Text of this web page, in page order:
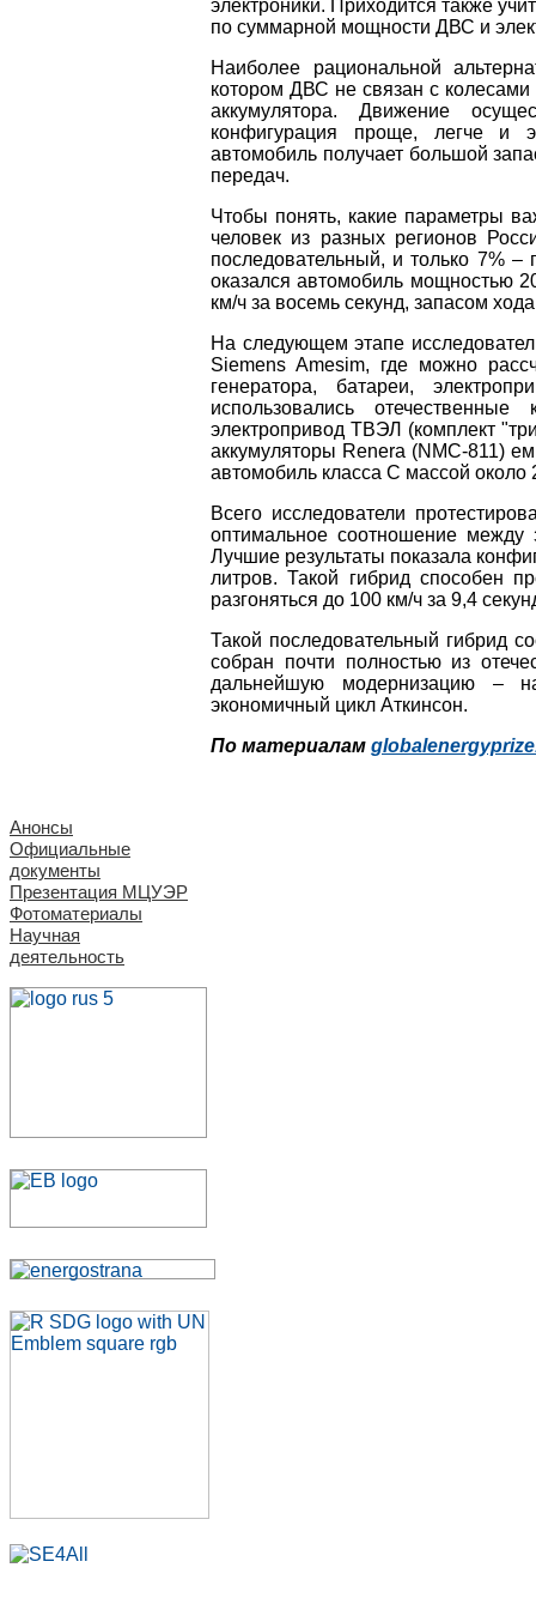
электроники. Приходится также
по суммарной мощности ДВС и
Наиболее рациональной
котором ДВС не связан с колесами
аккумулятора. Движение
конфигурация проще, легче и
автомобиль получает большой
передач.
Чтобы понять, какие параметры
человек из разных регионов
последовательный, и только 7% –
оказался автомобиль мощностью
км/ч за восемь секунд, запасом
На следующем этапе
Siemens Amesim, где можно
генератора, батареи,
использовались
электропривод ТВЭЛ (комплект
аккумуляторы Renera (NMC-811)
автомобиль класса C массой
Всего исследователи
оптимальное соотношение
Лучшие результаты показала
литров. Такой гибрид способен
разгоняться до 100 км/ч за 9,4
Такой последовательный гибрид
собран почти полностью из
дальнейшую модернизацию –
экономичный цикл Аткинсон.
По материалам
Анонсы
Официальные
документы
Презентация МЦУЭР
Фотоматериалы
Научная
деятельность